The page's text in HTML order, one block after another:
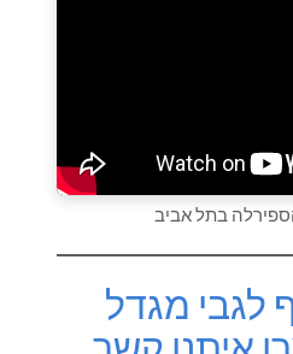
בתל אביב
לגבי מגדל